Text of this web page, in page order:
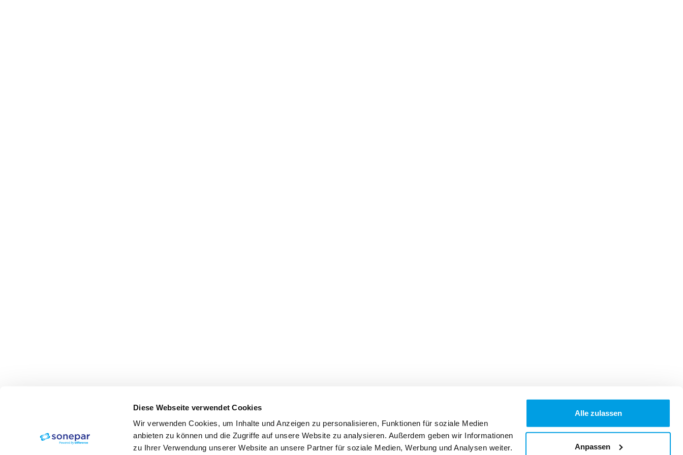
Diese Webseite verwendet Cookies
Wir verwenden Cookies, um Inhalte und Anzeigen zu personalisieren, Funktionen für soziale Medien
anbieten zu können und die Zugriffe auf unsere Website zu analysieren. Außerdem geben wir Informationen
zu Ihrer Verwendung unserer Website an unsere Partner für soziale Medien, Werbung und Analysen weiter.
Alle zulassen
Anpassen